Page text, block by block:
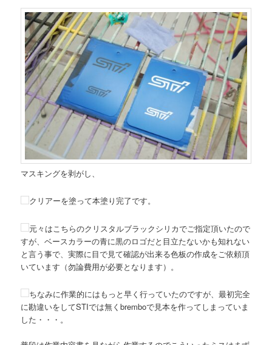
マスキングを剥がし、
クリアーを塗って本塗り完了です。
元々はこちらのクリスタルブラックシリカでご指定頂いたので
すが、ベースカラーの青に黒のロゴだと目立たないかも知れない
と言う事で、実際に目で見て確認が出来る色板の作成をご依頼頂
いています（勿論費用が必要となります）。
ちなみに作業的にはもっと早く行っていたのですが、最初完全
に勘違いをしてSTIでは無くbremboで見本を作ってしまっていま
した・・・。